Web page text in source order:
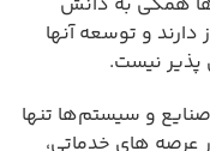
و توسعه آنها
نیست.
و سیستم‌ها تنها
های خدماتی،